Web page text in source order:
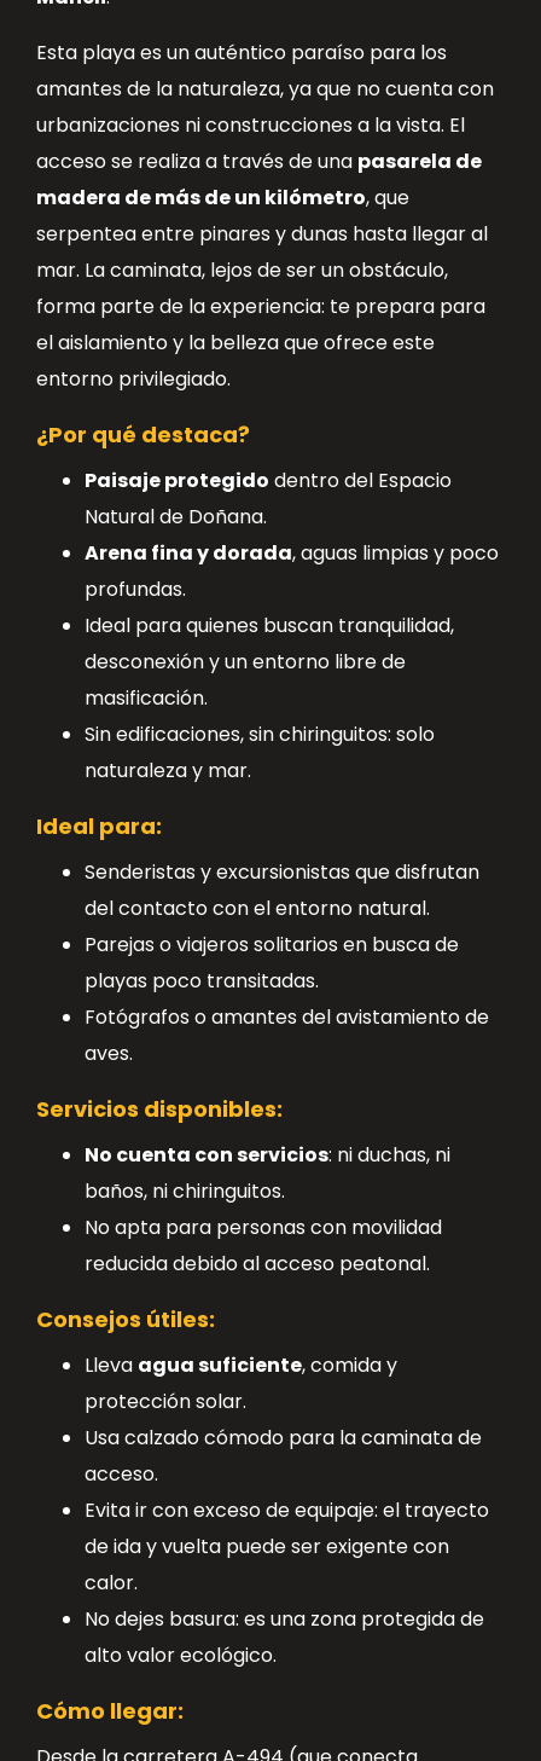
Esta playa es un auténtico paraíso para los
amantes de la naturaleza, ya que no cuenta con
urbanizaciones ni construcciones a la vista. El
acceso se realiza a través de una pasarela de
madera de más de un kilómetro, que
serpentea entre pinares y dunas hasta llegar al
mar. La caminata, lejos de ser un obstáculo,
forma parte de la experiencia: te prepara para
el aislamiento y la belleza que ofrece este
entorno privilegiado.
¿Por qué destaca?
Paisaje protegido dentro del Espacio
Natural de Doñana.
Arena fina y dorada, aguas limpias y poco
profundas.
Ideal para quienes buscan tranquilidad,
desconexión y un entorno libre de
masificación.
Sin edificaciones, sin chiringuitos: solo
naturaleza y mar.
Ideal para:
Senderistas y excursionistas que disfrutan
del contacto con el entorno natural.
Parejas o viajeros solitarios en busca de
playas poco transitadas.
Fotógrafos o amantes del avistamiento de
aves.
Servicios disponibles:
No cuenta con servicios: ni duchas, ni
baños, ni chiringuitos.
No apta para personas con movilidad
reducida debido al acceso peatonal.
Consejos útiles:
Lleva agua suficiente, comida y
protección solar.
Usa calzado cómodo para la caminata de
acceso.
Evita ir con exceso de equipaje: el trayecto
de ida y vuelta puede ser exigente con
calor.
No dejes basura: es una zona protegida de
alto valor ecológico.
Cómo llegar: